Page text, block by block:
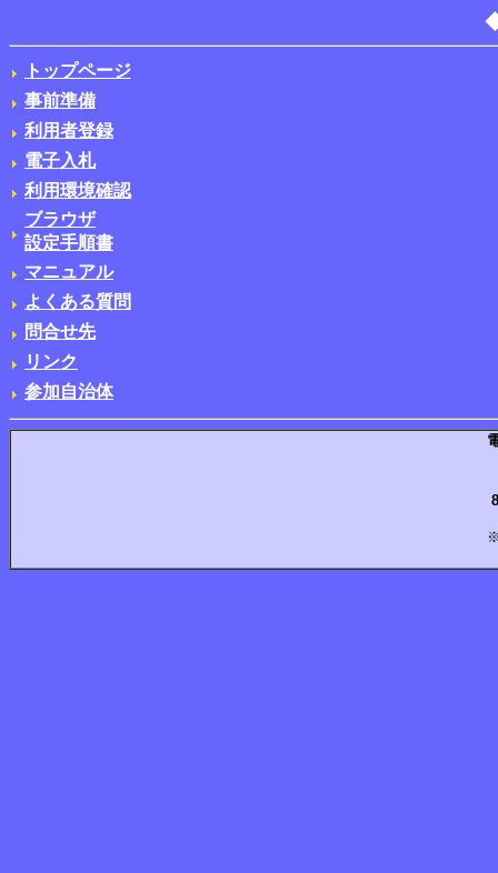
トップページ
事前準備
利用者登録
電子入札
利用環境確認
ブラウザ
設定手順書
マニュアル
よくある質問
問合せ先
リンク
参加自治体